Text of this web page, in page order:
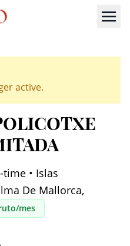
active.
time • Islas
De Mallorca,
mes